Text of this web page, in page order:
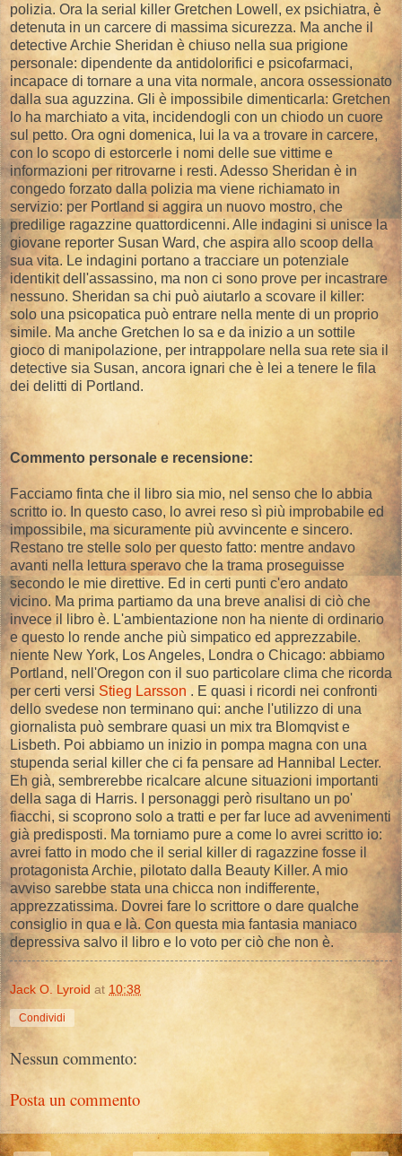
polizia. Ora la serial killer Gretchen Lowell, ex psichiatra, è
detenuta in un carcere di massima sicurezza. Ma anche il
detective Archie Sheridan è chiuso nella sua prigione
personale: dipendente da antidolorifici e psicofarmaci,
incapace di tornare a una vita normale, ancora ossessionato
dalla sua aguzzina. Gli è impossibile dimenticarla: Gretchen
lo ha marchiato a vita, incidendogli con un chiodo un cuore
sul petto. Ora ogni domenica, lui la va a trovare in carcere,
con lo scopo di estorcerle i nomi delle sue vittime e
informazioni per ritrovarne i resti. Adesso Sheridan è in
congedo forzato dalla polizia ma viene richiamato in
servizio: per Portland si aggira un nuovo mostro, che
predilige ragazzine quattordicenni. Alle indagini si unisce la
giovane reporter Susan Ward, che aspira allo scoop della
sua vita. Le indagini portano a tracciare un potenziale
identikit dell'assassino, ma non ci sono prove per incastrare
nessuno. Sheridan sa chi può aiutarlo a scovare il killer:
solo una psicopatica può entrare nella mente di un proprio
simile. Ma anche Gretchen lo sa e da inizio a un sottile
gioco di manipolazione, per intrappolare nella sua rete sia il
detective sia Susan, ancora ignari che è lei a tenere le fila
dei delitti di Portland.
Commento personale e recensione:
Facciamo finta che il libro sia mio, nel senso che lo abbia
scritto io. In questo caso, lo avrei reso sì più improbabile ed
impossibile, ma sicuramente più avvincente e sincero.
Restano tre stelle solo per questo fatto: mentre andavo
avanti nella lettura speravo che la trama proseguisse
secondo le mie direttive. Ed in certi punti c'ero andato
vicino. Ma prima partiamo da una breve analisi di ciò che
invece il libro è. L'ambientazione non ha niente di ordinario
e questo lo rende anche più simpatico ed apprezzabile.
niente New York, Los Angeles, Londra o Chicago: abbiamo
Portland, nell'Oregon con il suo particolare clima che ricorda
per certi versi Stieg Larsson . E quasi i ricordi nei confronti
dello svedese non terminano qui: anche l'utilizzo di una
giornalista può sembrare quasi un mix tra Blomqvist e
Lisbeth. Poi abbiamo un inizio in pompa magna con una
stupenda serial killer che ci fa pensare ad Hannibal Lecter.
Eh già, sembrerebbe ricalcare alcune situazioni importanti
della saga di Harris. I personaggi però risultano un po'
fiacchi, si scoprono solo a tratti e per far luce ad avvenimenti
già predisposti. Ma torniamo pure a come lo avrei scritto io:
avrei fatto in modo che il serial killer di ragazzine fosse il
protagonista Archie, pilotato dalla Beauty Killer. A mio
avviso sarebbe stata una chicca non indifferente,
apprezzatissima. Dovrei fare lo scrittore o dare qualche
consiglio in qua e là. Con questa mia fantasia maniaco
depressiva salvo il libro e lo voto per ciò che non è.
Jack O. Lyroid at 10:38
Condividi
Nessun commento:
Posta un commento